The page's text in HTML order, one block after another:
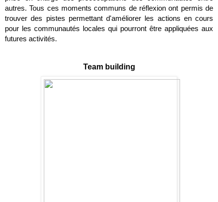
autres. Tous ces moments communs de réflexion ont permis de
trouver des pistes permettant d'améliorer les actions en cours
pour les communautés locales qui pourront être appliquées aux
futures activités.
Team building